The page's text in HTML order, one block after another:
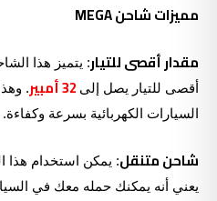
مميزات شاحن MEGA
مقدار أقصى للتيار: يتميز هذا
أقصى للتيار يصل إلى
.
السيارات الكهربائية بسرعة وكفاءة.
شاحن متنقل: يمكن استخدام هذا
يعني أنه يمكنك حمله معك في